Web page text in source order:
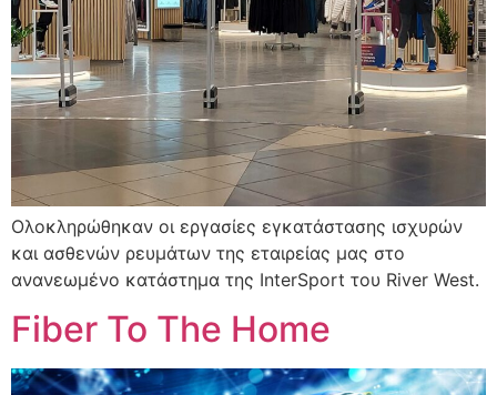
Ολοκληρώθηκαν οι εργασίες εγκατάστασης ισχυρών
και ασθενών ρευμάτων της εταιρείας μας στο
ανανεωμένο κατάστημα της InterSport του River West.
Fiber To The Home